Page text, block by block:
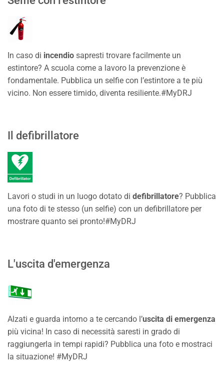
In caso di incendio sapresti trovare facilmente un
estintore? A scuola come a lavoro la prevenzione è
fondamentale. Pubblica un selfie con l’estintore a te più
vicino. Non essere timido, diventa resiliente.#MyDRJ
Il defibrillatore
Lavori o studi in un luogo dotato di defibrillatore? Pubblica
una foto di te stesso (un selfie) con un defibrillatore per
mostrare quanto sei pronto!#MyDRJ
L'uscita d'emergenza
Alzati e guarda intorno a te cercando l’uscita di emergenza
più vicina! In caso di necessità saresti in grado di
raggiungerla in tempi rapidi? Pubblica una foto e mostraci
la situazione! #MyDRJ